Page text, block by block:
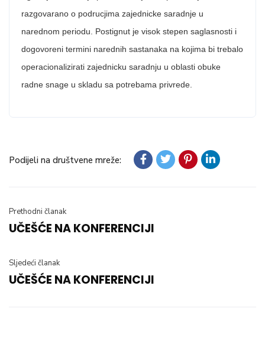
razgovarano o podrucjima zajednicke saradnje u
narednom periodu. Postignut je visok stepen saglasnosti i
dogovoreni termini narednih sastanaka na kojima bi trebalo
operacionalizirati zajednicku saradnju u oblasti obuke
radne snage u skladu sa potrebama privrede.
Podijeli na društvene mreže:
Prethodni članak
UČEŠĆE NA KONFERENCIJI
Sljedeći članak
UČEŠĆE NA KONFERENCIJI